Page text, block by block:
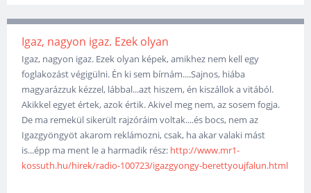
Igaz, nagyon igaz. Ezek olyan
Igaz, nagyon igaz. Ezek olyan képek, amikhez nem kell egy
foglakozást végigülni. Én ki sem bírnám....Sajnos, hiába
magyarázzuk kézzel, lábbal...azt hiszem, én kiszállok a vitából.
Akikkel egyet értek, azok értik. Akivel meg nem, az sosem fogja.
De ma remekül sikerült rajzóráim voltak....és bocs, nem az
Igazgyöngyöt akarom reklámozni, csak, ha akar valaki mást
is...épp ma ment le a harmadik rész: http://www.mr1-
kossuth.hu/hirek/radio-100723/igazgyongy-berettyoujfalun.html